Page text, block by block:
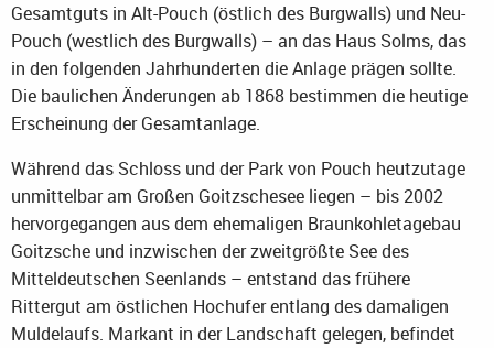
Gesamtguts in Alt-Pouch (östlich des Burgwalls) und Neu-
Pouch (westlich des Burgwalls) – an das Haus Solms, das
in den folgenden Jahrhunderten die Anlage prägen sollte.
Die baulichen Änderungen ab 1868 bestimmen die heutige
Erscheinung der Gesamtanlage.
Während das Schloss und der Park von Pouch heutzutage
unmittelbar am Großen Goitzschesee liegen – bis 2002
hervorgegangen aus dem ehemaligen Braunkohletagebau
Goitzsche und inzwischen der zweitgrößte See des
Mitteldeutschen Seenlands – entstand das frühere
Rittergut am östlichen Hochufer entlang des damaligen
Muldelaufs. Markant in der Landschaft gelegen, befindet